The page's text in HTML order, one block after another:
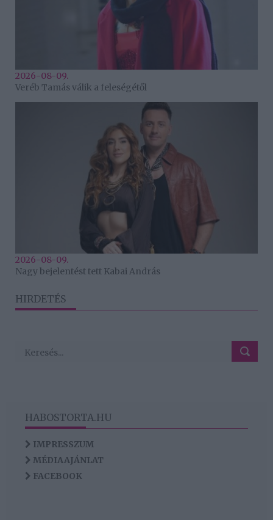
2026-08-09.
Veréb Tamás válik a feleségétől
2026-08-09.
Nagy bejelentést tett Kabai András
HIRDETÉS
HABOSTORTA.HU
IMPRESSZUM
MÉDIAAJÁNLAT
FACEBOOK